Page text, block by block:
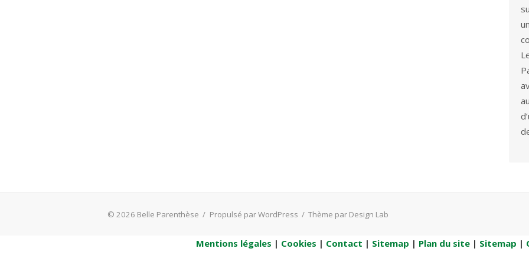
© 2026 Belle Parenthèse / Propulsé par WordPress / Thème par Design Lab
Mentions légales | Cookies | Contact | Sitemap | Plan du site | Sitemap |